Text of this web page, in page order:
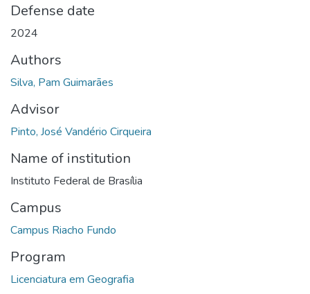
Defense date
2024
Authors
Silva, Pam Guimarães
Advisor
Pinto, José Vandério Cirqueira
Name of institution
Instituto Federal de Brasília
Campus
Campus Riacho Fundo
Program
Licenciatura em Geografia